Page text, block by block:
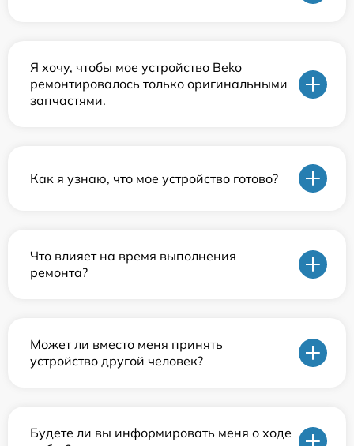
Я хочу, чтобы мое устройство Beko
ремонтировалось только оригинальными
запчастями.
Как я узнаю, что мое устройство готово?
Что влияет на время выполнения
ремонта?
Может ли вместо меня принять
устройство другой человек?
Будете ли вы информировать меня о ходе